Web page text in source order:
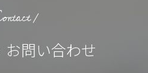
お問い合わせ